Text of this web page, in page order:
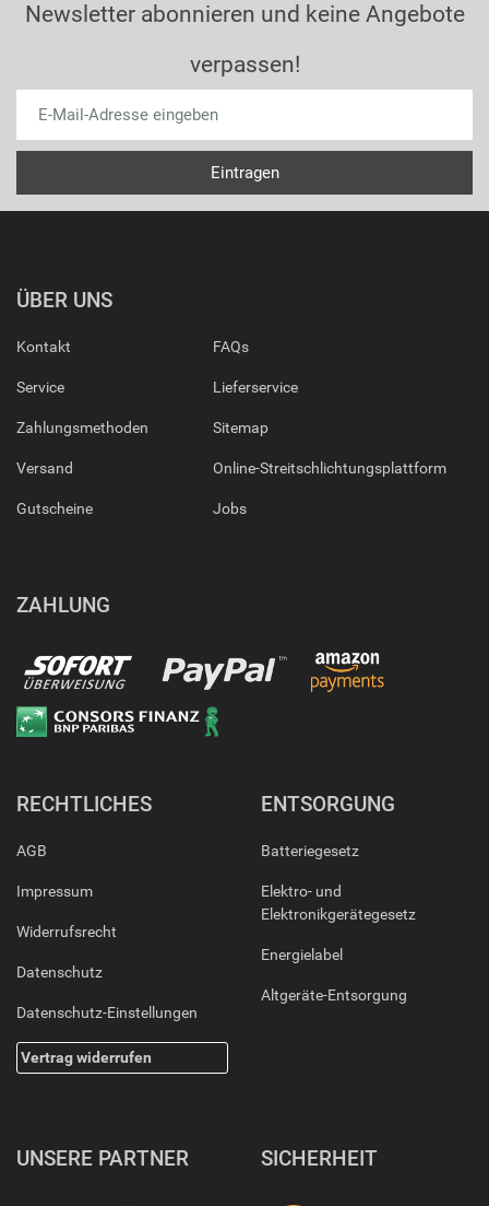
Newsletter abonnieren und keine Angebote
verpassen!
ÜBER UNS
Kontakt
Service
Zahlungsmethoden
Versand
Gutscheine
FAQs
Lieferservice
Sitemap
Online-Streitschlichtungsplattform
Jobs
ZAHLUNG
RECHTLICHES
AGB
Impressum
Widerrufsrecht
Datenschutz
Datenschutz-Einstellungen
Vertrag widerrufen
ENTSORGUNG
Batteriegesetz
Elektro- und
Elektronikgerätegesetz
Energielabel
Altgeräte-Entsorgung
UNSERE PARTNER SICHERHEIT